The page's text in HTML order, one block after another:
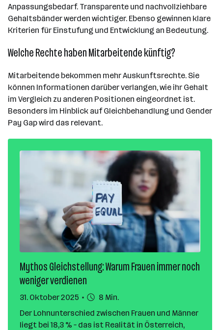
Anpassungsbedarf. Transparente und nachvollziehbare
Gehaltsbänder werden wichtiger. Ebenso gewinnen klare
Kriterien für Einstufung und Entwicklung an Bedeutung.
Welche Rechte haben Mitarbeitende künftig?
Mitarbeitende bekommen mehr Auskunftsrechte. Sie
können Informationen darüber verlangen, wie ihr Gehalt
im Vergleich zu anderen Positionen eingeordnet ist.
Besonders im Hinblick auf Gleichbehandlung und Gender
Pay Gap wird das relevant.
Mythos Gleichstellung: Warum Frauen immer noch
weniger verdienen
31. Oktober 2025
8 Min.
Der Lohnunterschied zwischen Frauen und Männer
liegt bei 18,3 % – das ist Realität in Österreich,